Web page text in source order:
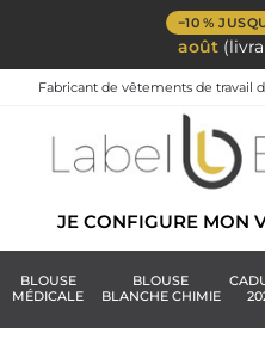
−10 %
août
Fabricant de vêtements de travail
JE CONFIGURE MON
BLOUSE
MÉDICALE
BLOUSE
BLANCHE CHIMIE